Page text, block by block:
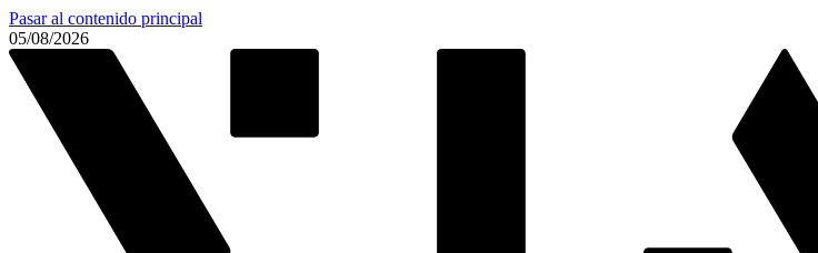
Pasar al contenido principal
05/08/2026